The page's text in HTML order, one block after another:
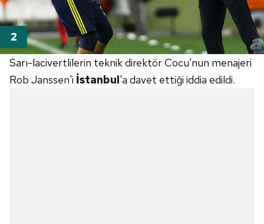
Sarı-lacivertlilerin teknik direktör Cocu'nun menajeri
Rob Janssen'i İstanbul'a davet ettiği iddia edildi.